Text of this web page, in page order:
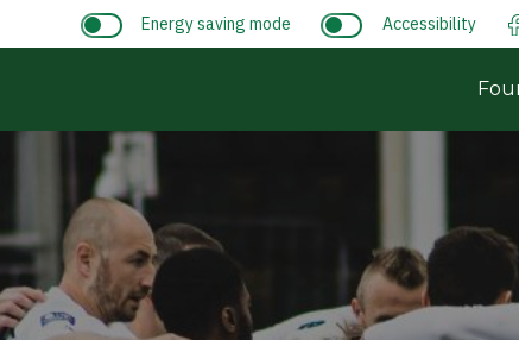
Energy saving mode Accessibility